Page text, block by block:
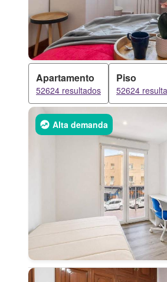
Apartamento
52624 resultados
Piso
52624
Alta demanda